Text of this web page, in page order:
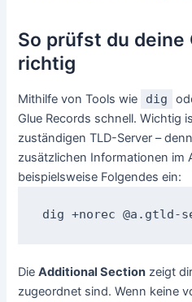
So prüfst du deine
richtig
Mithilfe von Tools wie dig
Glue Records schnell. Wichtig
zuständigen TLD-Server –
zusätzlichen Informationen im
beispielsweise Folgendes ein:
dig +norec @a.gtld-
DieAdditional Section zeigt
zugeordnet sind. Wenn keine